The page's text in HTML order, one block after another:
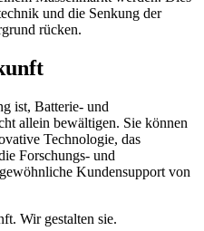
und die Senkung der
rücken.
ist, Batterie- und
allein bewältigen. Sie können
Technologie, das
Forschungs- und
Kundensupport von
Wir gestalten sie.